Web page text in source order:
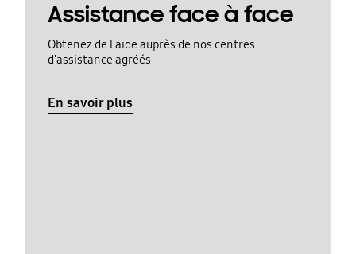
Assistance face à face
Obtenez de l'aide auprès de nos centres
d'assistance agréés
En savoir plus